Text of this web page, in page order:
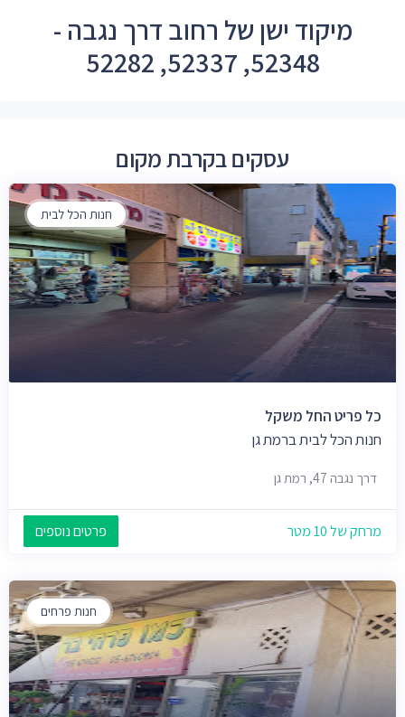
מיקוד ישן של רחוב דרך נגבה -
52348, 52337, 52282
עסקים בקרבת מקום
חנות הכל לבית
כל פריט החל משקל
חנות הכל לבית ברמת גן
דרך נגבה 47, רמת גן
מרחק של 10 מטר פרטים נוספים
חנות פרחים